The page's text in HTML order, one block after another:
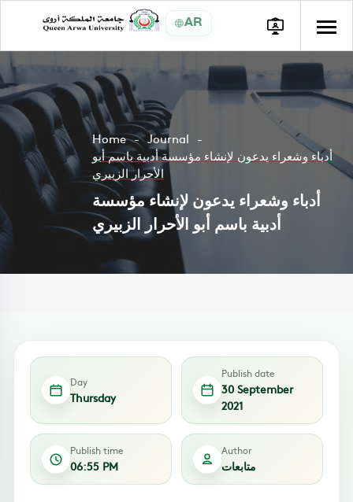
AR
Home
Journal
أدباء وشعراء يدعون لإنشاء مؤسسة أدبية باسم أبو
الأحرار الزبيري
أدباء وشعراء يدعون لإنشاء مؤسسة
أدبية باسم أبو الأحرار الزبيري
Day
Thursday
Publish date
30 September
2021
Publish time
06:55 PM
Author
متابعات